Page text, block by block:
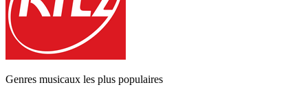
Genres musicaux les plus populaires